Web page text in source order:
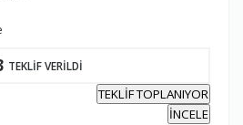
TEKLİF VERİLDİ
TEKLİF TOPLANIYOR
İNCELE